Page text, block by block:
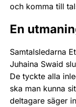
och komma till
En
Samtalsledarna
Juhaina Swaid
De tyckte alla
ska man kunna
deltagare säger